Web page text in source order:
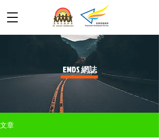
​EMDS 網誌
文章